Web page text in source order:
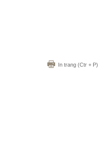
In trang (Ctr + P)